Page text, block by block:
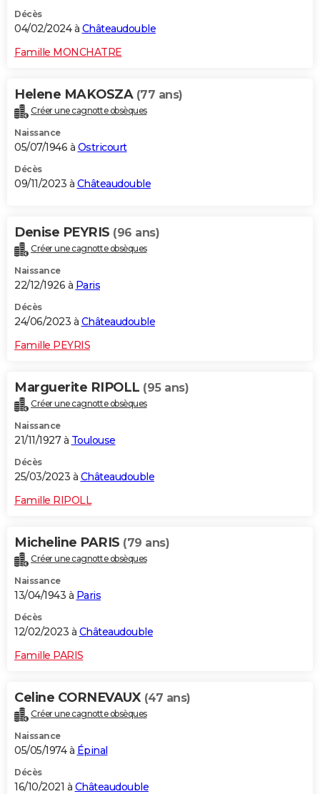
Décès
04/02/2024 à Châteaudouble
Famille MONCHATRE
Helene MAKOSZA (77 ans)
Créer une cagnotte obsèques
Naissance
05/07/1946 à Ostricourt
Décès
09/11/2023 à Châteaudouble
Denise PEYRIS (96 ans)
Créer une cagnotte obsèques
Naissance
22/12/1926 à Paris
Décès
24/06/2023 à Châteaudouble
Famille PEYRIS
Marguerite RIPOLL (95 ans)
Créer une cagnotte obsèques
Naissance
21/11/1927 à Toulouse
Décès
25/03/2023 à Châteaudouble
Famille RIPOLL
Micheline PARIS (79 ans)
Créer une cagnotte obsèques
Naissance
13/04/1943 à Paris
Décès
12/02/2023 à Châteaudouble
Famille PARIS
Celine CORNEVAUX (47 ans)
Créer une cagnotte obsèques
Naissance
05/05/1974 à Épinal
Décès
16/10/2021 à Châteaudouble